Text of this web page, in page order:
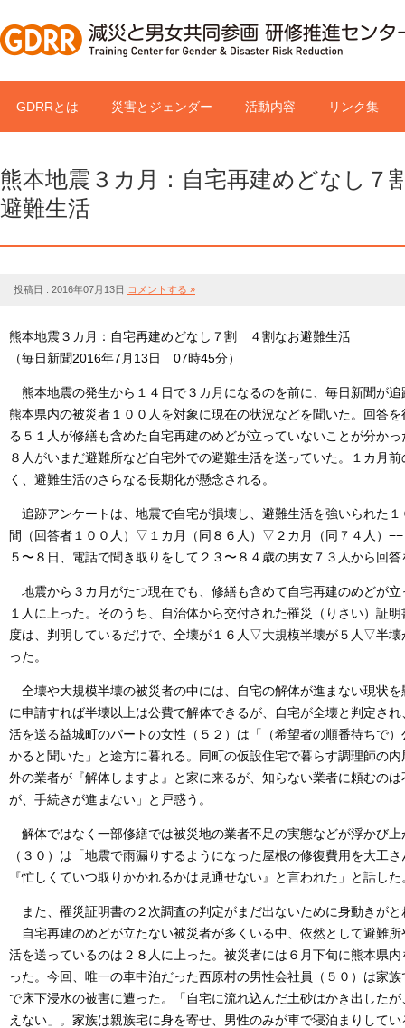
GDRRとは 災害とジェンダー 活動内容 リンク集
熊本地震３カ月：自宅再建めどなし
避難生活
投稿日 : 2016年07月13日 コメントする »
熊本地震３カ月：自宅再建めどなし７割 ４割なお避難生活
（毎日新聞2016年7月13日 07時45分）
熊本地震の発生から１４日で３カ月になるのを前に、毎日新聞が
熊本県内の被災者１００人を対象に現在の状況などを聞いた。回答
る５１人が修繕も含めた自宅再建のめどが立っていないことが分か
８人がいまだ避難所など自宅外での避難生活を送っていた。１カ月
く、避難生活のさらなる長期化が懸念される。
追跡アンケートは、地震で自宅が損壊し、避難生活を強いられた
間（回答者１００人）▽１カ月（同８６人）▽２カ月（同７４人）
５〜８日、電話で聞き取りをして２３〜８４歳の男女７３人から回答
地震から３カ月がたつ現在でも、修繕も含めて自宅再建のめどが
１人に上った。そのうち、自治体から交付された罹災（りさい）証
度は、判明しているだけで、全壊が１６人▽大規模半壊が５人▽半
った。
全壊や大規模半壊の被災者の中には、自宅の解体が進まない現状
に申請すれば半壊以上は公費で解体できるが、自宅が全壊と判定さ
活を送る益城町のパートの女性（５２）は「（希望者の順番待ちで
かると聞いた」と途方に暮れる。同町の仮設住宅で暮らす調理師の
外の業者が『解体しますよ』と家に来るが、知らない業者に頼むの
が、手続きが進まない」と戸惑う。
解体ではなく一部修繕では被災地の業者不足の実態などが浮かび
（３０）は「地震で雨漏りするようになった屋根の修復費用を大工
『忙しくていつ取りかかれるかは見通せない』と言われた」と話した
また、罹災証明書の２次調査の判定がまだ出ないために身動きが
自宅再建のめどが立たない被災者が多くいる中、依然として避難
活を送っているのは２８人に上った。被災者には６月下旬に熊本県
った。今回、唯一の車中泊だった西原村の男性会社員（５０）は家
で床下浸水の被害に遭った。「自宅に流れ込んだ土砂はかき出した
えない」。家族は親族宅に身を寄せ、男性のみが車で寝泊まりして